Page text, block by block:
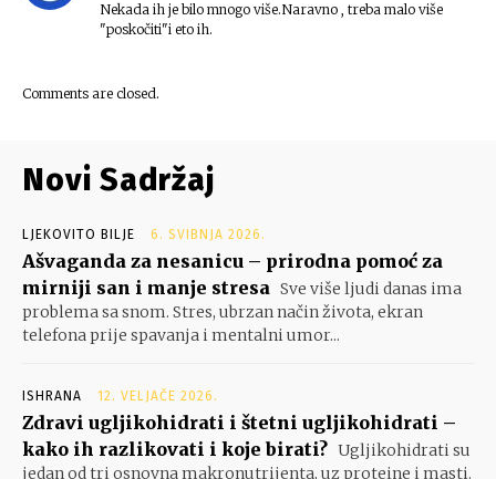
Nekada ih je bilo mnogo više.Naravno , treba malo više
"poskočiti"i eto ih.
Comments are closed.
Novi Sadržaj
LJEKOVITO BILJE 6. SVIBNJA 2026.
Ašvaganda za nesanicu – prirodna pomoć za
mirniji san i manje stresa Sve više ljudi danas ima
problema sa snom. Stres, ubrzan način života, ekran
telefona prije spavanja i mentalni umor...
ISHRANA 12. VELJAČE 2026.
Zdravi ugljikohidrati i štetni ugljikohidrati –
kako ih razlikovati i koje birati? Ugljikohidrati su
jedan od tri osnovna makronutrijenta, uz proteine i masti.